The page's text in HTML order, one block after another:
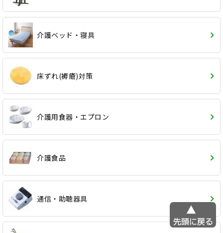
介護ベッド・寝具
床ずれ(褥瘡)対策
介護用食器・エプロン
介護食品
通信・助聴器具